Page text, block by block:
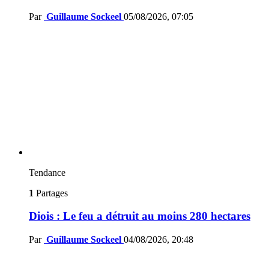
Par Guillaume Sockeel 05/08/2026, 07:05
Tendance
1 Partages
Diois : Le feu a détruit au moins 280 hectares
Par Guillaume Sockeel 04/08/2026, 20:48